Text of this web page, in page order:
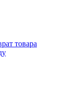
товара